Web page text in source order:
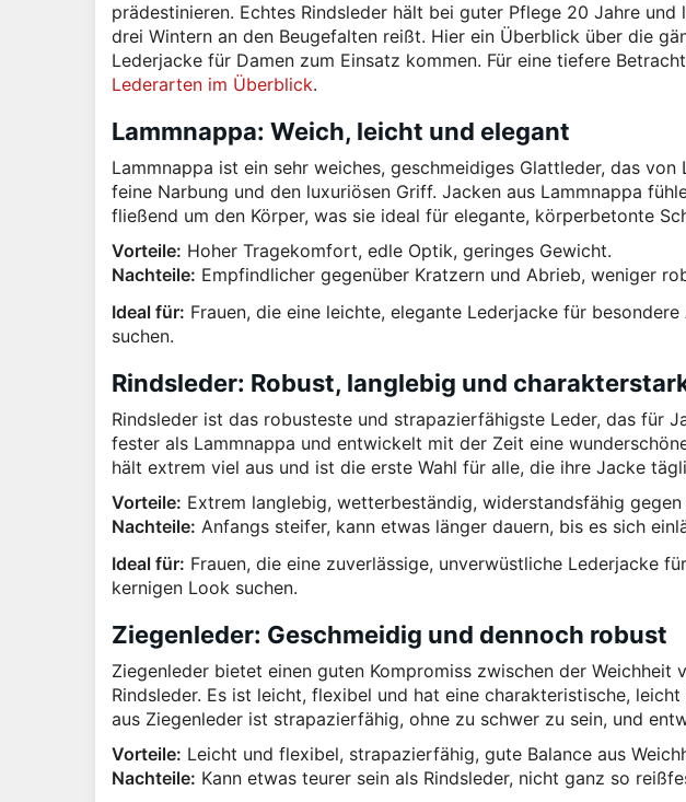
prädestinieren. Echtes Rindsleder hält bei guter Pflege 20 Jahre
drei Wintern an den Beugefalten reißt. Hier ein Überblick über die
Lederjacke für Damen zum Einsatz kommen. Für eine tiefere
Lederarten im Überblick.
Lammnappa: Weich, leicht und elegant
Lammnappa ist ein sehr weiches, geschmeidiges Glattleder, das
feine Narbung und den luxuriösen Griff. Jacken aus Lammnappa
fließend um den Körper, was sie ideal für elegante, körperbetonte
Vorteile: Hoher Tragekomfort, edle Optik, geringes Gewicht.
Nachteile: Empfindlicher gegenüber Kratzern und Abrieb, weniger
Ideal für: Frauen, die eine leichte, elegante Lederjacke für
suchen.
Rindsleder: Robust, langlebig und
Rindsleder ist das robusteste und strapazierfähigste Leder, das für
fester als Lammnappa und entwickelt mit der Zeit eine
hält extrem viel aus und ist die erste Wahl für alle, die ihre Jacke
Vorteile: Extrem langlebig, wetterbeständig, widerstandsfähig gegen
Nachteile: Anfangs steifer, kann etwas länger dauern, bis es sich
Ideal für: Frauen, die eine zuverlässige, unverwüstliche Lederjacke
kernigen Look suchen.
Ziegenleder: Geschmeidig und dennoch robust
Ziegenleder bietet einen guten Kompromiss zwischen der Weichheit
Rindsleder. Es ist leicht, flexibel und hat eine charakteristische,
aus Ziegenleder ist strapazierfähig, ohne zu schwer zu sein, und
Vorteile: Leicht und flexibel, strapazierfähig, gute Balance aus
Nachteile: Kann etwas teurer sein als Rindsleder, nicht ganz so